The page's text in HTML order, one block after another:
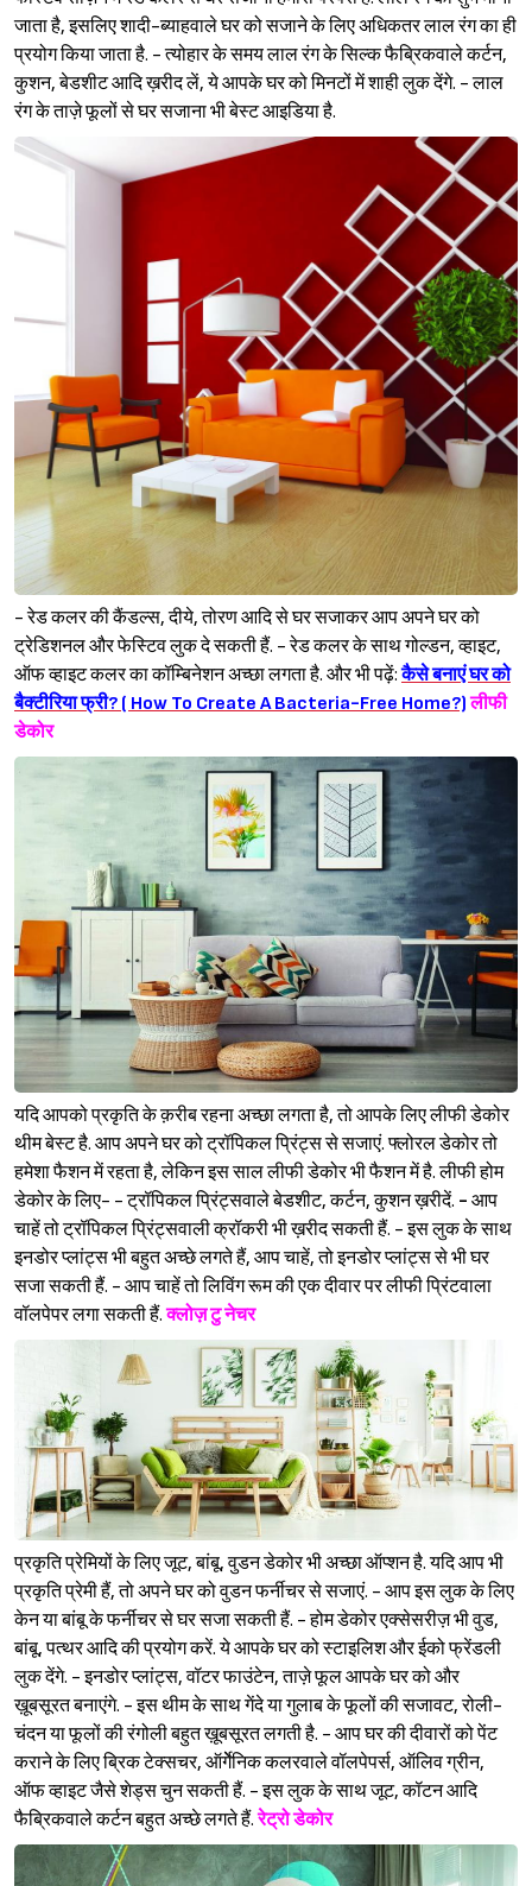
Sign in
जाता है, इसलिए शादी-ब्याहवाले घर को सजाने के लिए अधिकतर लाल रंग का ही
प्रयोग किया जाता है. - त्योहार के समय लाल रंग के सिल्क फैब्रिकवाले कर्टन,
कुशन, बेडशीट आदि ख़रीद लें, ये आपके घर को मिनटों में शाही लुक देंगे. - लाल
रंग के ताज़े फूलों से घर सजाना भी बेस्ट आइडिया है.
- रेड कलर की कैंडल्स, दीये, तोरण आदि से घर सजाकर आप अपने घर को
ट्रेडिशनल और फेस्टिव लुक दे सकती हैं. - रेड कलर के साथ गोल्डन, व्हाइट,
ऑफ व्हाइट कलर का कॉम्बिनेशन अच्छा लगता है. और भी पढ़ें:कैसे बनाएं घर को
बैक्टीरिया फ्री? ( How To Create A Bacteria-Free Home?) लीफी
डेकोर
यदि आपको प्रकृति के क़रीब रहना अच्छा लगता है, तो आपके लिए लीफी डेकोर
थीम बेस्ट है. आप अपने घर को ट्रॉपिकल प्रिंट्स से सजाएं. फ्लोरल डेकोर तो
हमेशा फैशन में रहता है, लेकिन इस साल लीफी डेकोर भी फैशन में है. लीफी होम
डेकोर के लिए- - ट्रॉपिकल प्रिंट्सवाले बेडशीट, कर्टन, कुशन ख़रीदें. - आप
चाहें तो ट्रॉपिकल प्रिंट्सवाली क्रॉकरी भी ख़रीद सकती हैं. - इस लुक के साथ
इनडोर प्लांट्स भी बहुत अच्छे लगते हैं, आप चाहें, तो इनडोर प्लांट्स से भी घर
सजा सकती हैं. - आप चाहें तो लिविंग रूम की एक दीवार पर लीफी प्रिंटवाला
वॉलपेपर लगा सकती हैं.क्लोज़ टु नेचर
प्रकृति प्रेमियों के लिए जूट, बांबू, वुडन डेकोर भी अच्छा ऑप्शन है. यदि आप भी
प्रकृति प्रेमी हैं, तो अपने घर को वुडन फर्नीचर से सजाएं. - आप इस लुक के लिए
केन या बांबू के फर्नीचर से घर सजा सकती हैं. - होम डेकोर एक्सेसरीज़ भी वुड,
बांबू, पत्थर आदि की प्रयोग करें. ये आपके घर को स्टाइलिश और ईको फ्रेंडली
लुक देंगे. - इनडोर प्लांट्स, वॉटर फाउंटेन, ताज़े फूल आपके घर को और
ख़ूबसूरत बनाएंगे. - इस थीम के साथ गेंदे या गुलाब के फूलों की सजावट, रोली-
चंदन या फूलों की रंगोली बहुत ख़ूबसूरत लगती है. - आप घर की दीवारों को पेंट
कराने के लिए ब्रिक टेक्सचर, ऑर्गेेनिक कलरवाले वॉलपेपर्स, ऑलिव ग्रीन,
ऑफ व्हाइट जैसे शेड्स चुन सकती हैं. - इस लुक के साथ जूट, कॉटन आदि
फैब्रिकवाले कर्टन बहुत अच्छे लगते हैं.रेट्रो डेकोर